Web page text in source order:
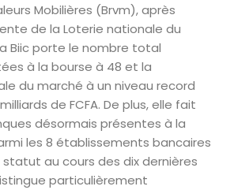
Mobilières (Brvm), après
de la Loterie nationale du
Biic porte le nombre total
à la bourse à 48 et la
du marché à un niveau record
de FCFA. De plus, elle fait
désormais présentes à la
les 8 établissements bancaires
au cours des dix dernières
particulièrement